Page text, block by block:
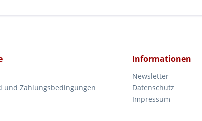
und Zahlungsbedingungen
Informationen
Newsletter
Datenschutz
Impressum